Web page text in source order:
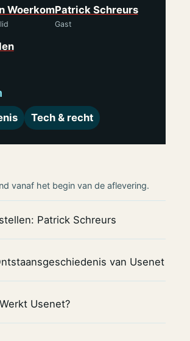
WoerkomPatrick Schreurs
Gast
Tech & recht
vanaf het begin van de aflevering.
Patrick Schreurs
van Usenet
Usenet?